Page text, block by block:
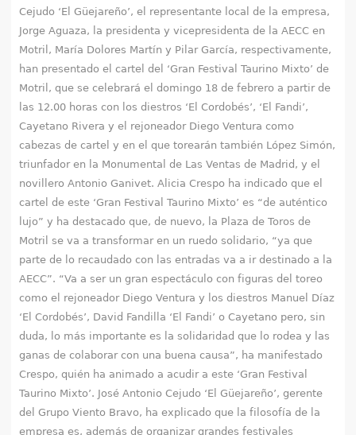
q
u
Cejudo ‘El Güejareño’, el representante local de la empresa,
Jorge Aguaza, la presidenta y vicepresidenta de la AECC en
Motril, María Dolores Martín y Pilar García, respectivamente,
han presentado el cartel del ‘Gran Festival Taurino Mixto’ de
Motril, que se celebrará el domingo 18 de febrero a partir de
las 12.00 horas con los diestros ‘El Cordobés’, ‘El Fandi’,
Cayetano Rivera y el rejoneador Diego Ventura como
cabezas de cartel y en el que torearán también López Simón,
triunfador en la Monumental de Las Ventas de Madrid, y el
novillero Antonio Ganivet. Alicia Crespo ha indicado que el
cartel de este ‘Gran Festival Taurino Mixto’ es “de auténtico
lujo” y ha destacado que, de nuevo, la Plaza de Toros de
Motril se va a transformar en un ruedo solidario, “ya que
parte de lo recaudado con las entradas va a ir destinado a la
AECC”. “Va a ser un gran espectáculo con figuras del toreo
como el rejoneador Diego Ventura y los diestros Manuel Díaz
‘El Cordobés’, David Fandilla ‘El Fandi’ o Cayetano pero, sin
duda, lo más importante es la solidaridad que lo rodea y las
ganas de colaborar con una buena causa”, ha manifestado
Crespo, quién ha animado a acudir a este ‘Gran Festival
Taurino Mixto’. José Antonio Cejudo ‘El Güejareño’, gerente
del Grupo Viento Bravo, ha explicado que la filosofía de la
empresa es, además de organizar grandes festivales